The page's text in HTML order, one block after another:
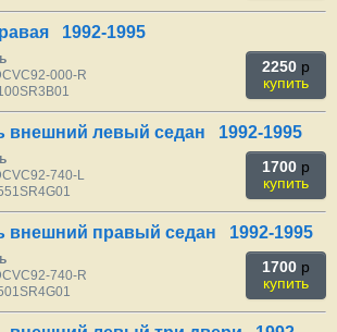
1992-1995
000-R
2250 p
купить
внешний левый седан 1992-1995
740-L
1700 p
купить
внешний правый седан 1992-1995
740-R
1700 p
купить